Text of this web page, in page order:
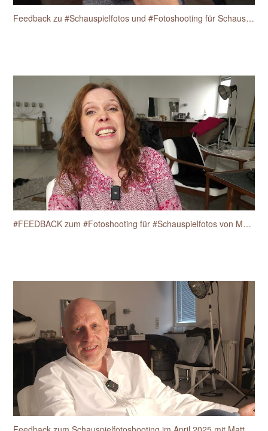
Feedback zu #Schauspielfotos und #Fotoshooting für Schauspieler vom Schauspieler Heiko Fischer
#FEEDBACK zum #Fotoshooting für #Schauspielfotos von Martine Anne Breisch am 17.4.2025.